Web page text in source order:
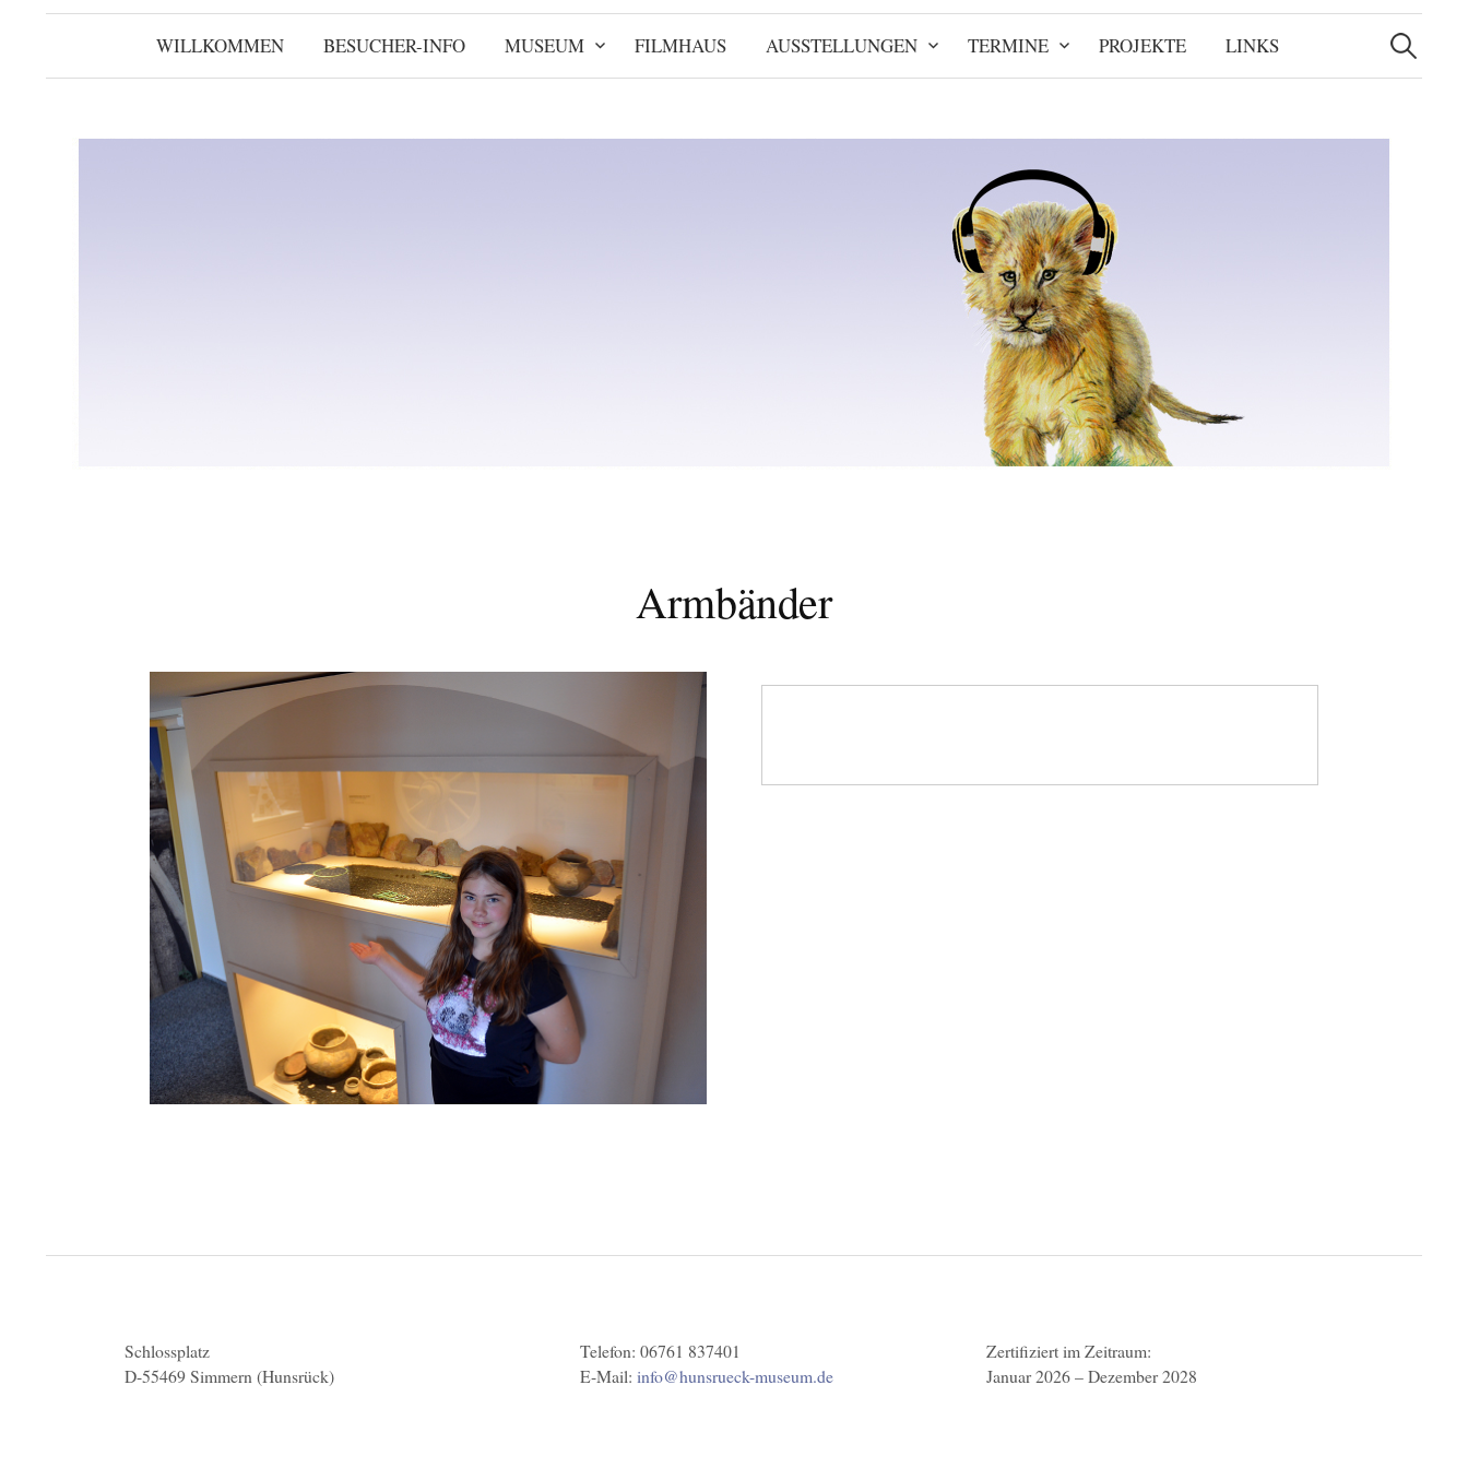
WILLKOMMEN BESUCHER-INFO MUSEUM FILMHAUS AUSSTELLUNGEN TERMINE PROJEKTE LINKS
Suchen
nach:
Armbänder
Schlossplatz
D-55469 Simmern (Hunsrück)
Telefon: 06761 837401
E-Mail: info@hunsrueck-museum.de
Zertifiziert im Zeitraum:
Januar 2026 – Dezember 2028